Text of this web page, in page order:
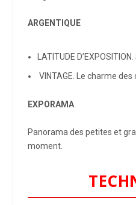
ARGENTIQUE
LATITUDE
VINTAGE. Le charme des
EXPORAMA
Panorama des petites et
moment.